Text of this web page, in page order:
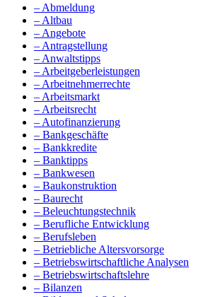
– Abmeldung
– Altbau
– Angebote
– Antragstellung
– Anwaltstipps
– Arbeitgeberleistungen
– Arbeitnehmerrechte
– Arbeitsmarkt
– Arbeitsrecht
– Autofinanzierung
– Bankgeschäfte
– Bankkredite
– Banktipps
– Bankwesen
– Baukonstruktion
– Baurecht
– Beleuchtungstechnik
– Berufliche Entwicklung
– Berufsleben
– Betriebliche Altersvorsorge
– Betriebswirtschaftliche Analysen
– Betriebswirtschaftslehre
– Bilanzen